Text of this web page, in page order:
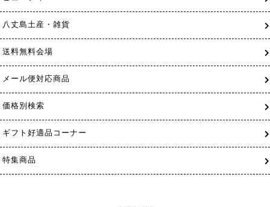
八丈島土産・雑貨
送料無料会場
メール便対応商品
価格別検索
ギフト好適品コーナー
特集商品